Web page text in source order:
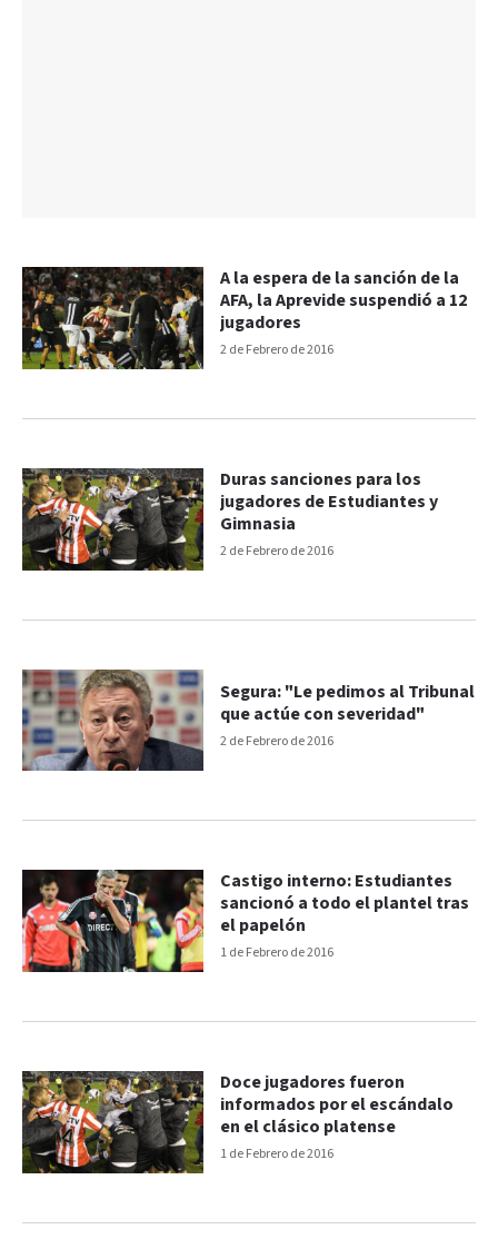
2 de Febrero de 2016
A la espera de la sanción de la
AFA, la Aprevide suspendió a 12
jugadores
2 de Febrero de 2016
Duras sanciones para los
jugadores de Estudiantes y
Gimnasia
2 de Febrero de 2016
Segura: "Le pedimos al Tribunal
que actúe con severidad"
1 de Febrero de 2016
Castigo interno: Estudiantes
sancionó a todo el plantel tras
el papelón
1 de Febrero de 2016
Doce jugadores fueron
informados por el escándalo
en el clásico platense